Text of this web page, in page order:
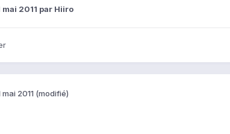
mai 2011 par Hiiro
mai 2011 (modifié)